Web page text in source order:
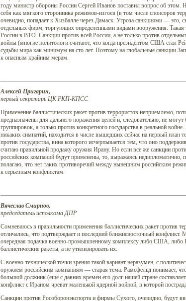
году министр обороны России Сергей Иванов поставил вопрос об этом.
себя как мягкого сторонника режимов-изгоев (в том числе спонсоров
очевидно, попадает к Хизбалле через Дамаск. Угроза санкциями — это,
отдельных фирм, торгующих определенными видами вооружения. Такая
России в ВТО. Санкции против всей России, а не только против
войны (многие политологи считают, что когда президентом США стал
судьбы мира как минимум на сто лет. Поэтому на глобальные санкции
к опасным крайним мерам.
Алексей Пригарин,
первый секретарь ЦК РКП-КПСС
Применение баллистических ракет против террористов неприемлемо,
предназначены для дальнего поражения целей и, следовательно, не
группировок, а только против конкретного государства в реальной
никаких симпатий, находится в числе вышедших сейчас на первый план
против государства, вина которого исчерпывается тем, что оно
считаю правильной продажу оружия Ирану. Но если все же санкции
российских компаний будут применены, то, выражаясь недипломатично,
полагаю, что нет таких противоречий между нынешним российским
к серьезным конфликтам.
Вячеслав Смирнов,
председатель исполкома ДПР
Сомневаюсь в правильности применения баллистических ракет против
отличались, что подтверждает и последний ближневосточный
очередная подачка военно-промышленному комплексу либо США, либо
баллистические ракеты, а не утилизировать их.
С военно-технической точки зрения такой вариант неразумен, с
оружием российским компаниям — старая тема. Рамсфельд понимает,
большой должник (еще с давних времен его долг нашей стране
конфликт с Ираном чреват маленькой ядерной войной, в которой
Санкции против Рособоронэкспорта и фирмы Сухого, очевидно, будут